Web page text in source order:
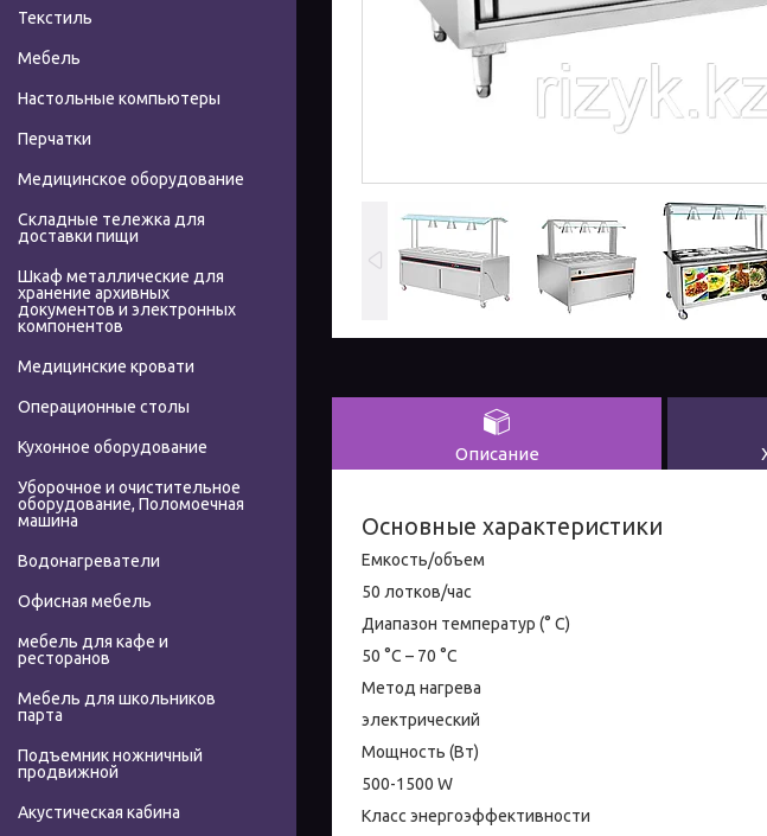
Описание
Основные характеристики
Емкость/объем
50 лотков/час
Диапазон температур (° C)
50 °C – 70 °C
Метод нагрева
электрический
Мощность (Вт)
500-1500 W
Класс энергоэффективности
Текстиль
Мебель
Настольные компьютеры
Перчатки
Медицинское оборудование
Складные тележка для
доставки пищи
Шкаф металлические для
хранение архивных
документов и электронных
компонентов
Медицинские кровати
Операционные столы
Кухонное оборудование
Уборочное и очистительное
оборудование, Поломоечная
машина
Водонагреватели
Офисная мебель
мебель для кафе и
ресторанов
Мебель для школьников
парта
Подъемник ножничный
продвижной
Акустическая кабина